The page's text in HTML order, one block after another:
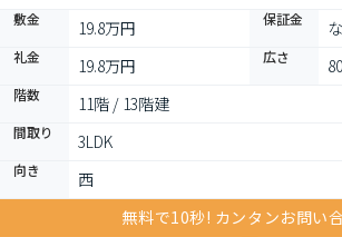
敷金 19.8万円 保証金
礼金 19.8万円 広さ
階数 11階 / 13階建
間取り 3LDK
向き
西
無料で10秒! カンタンお問い